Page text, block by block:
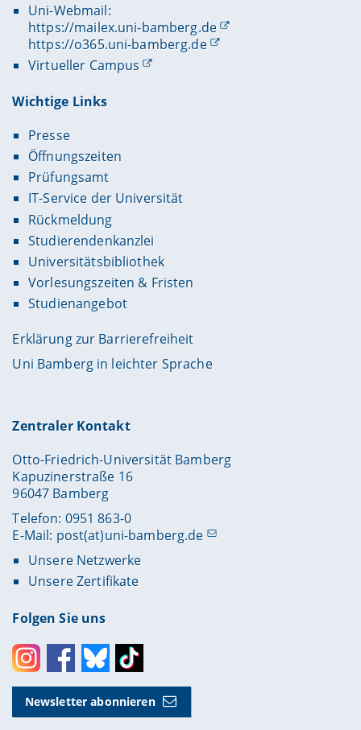
Uni-Webmail:
https://mailex.uni-bamberg.de
https://o365.uni-bamberg.de
Virtueller Campus
Wichtige Links
Presse
Öffnungszeiten
Prüfungsamt
IT-Service der Universität
Rückmeldung
Studierendenkanzlei
Universitätsbibliothek
Vorlesungszeiten & Fristen
Studienangebot
Erklärung zur Barrierefreiheit
Uni Bamberg in leichter Sprache
Zentraler Kontakt
Otto-Friedrich-Universität Bamberg
Kapuzinerstraße 16
96047 Bamberg
Telefon: 0951 863-0
E-Mail: post(at)uni-bamberg.de
Unsere Netzwerke
Unsere Zertifikate
Folgen Sie uns
InstagramFacebookBlueskyToktok
Newsletter abonnieren